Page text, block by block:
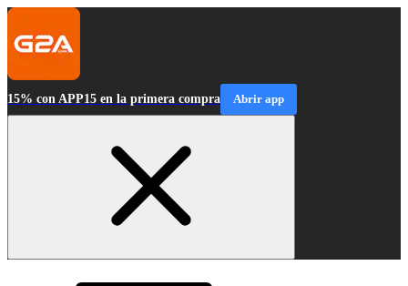
15% con APP15 en la primera compra Abrir app